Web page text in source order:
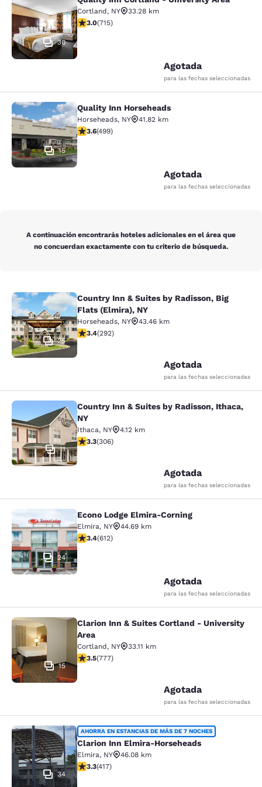
Quality Inn Cortland - University
30
Cortland, NY
33.28 km
Calificación de 2.96 estrellas. Razonable. 715 reseñas
3.0(715)
Agotada
para las fechas seleccionadas
Quality Inn Horseheads
15
Quality Inn Horseheads
Horseheads, NY
41.82 km
Calificación de 3.62 estrellas. Bueno. 499 reseñas
3.6(499)
Agotada
para las fechas seleccionadas
A continuación encontrarás hoteles adicionales en el área que
no concuerdan exactamente con tu criterio de búsqueda.
Country Inn & Suites by Radisson,
25
Country Inn & Suites by Radisson, Big
Flats (Elmira), NY
Horseheads, NY
43.46 km
Calificación de 3.43 estrellas. Bueno. 292 reseñas
3.4(292)
Agotada
para las fechas seleccionadas
Country Inn & Suites by Radisson,
11
Country Inn & Suites by Radisson, Ithaca,
NY
Ithaca, NY
4.12 km
Calificación de 3.3 estrellas. Bueno. 306 reseñas
3.3(306)
Agotada
para las fechas seleccionadas
Econo Lodge Elmira-Corning
24
Econo Lodge Elmira-Corning
Elmira, NY
44.69 km
Calificación de 3.41 estrellas. Bueno. 612 reseñas
3.4(612)
Agotada
para las fechas seleccionadas
Clarion Inn & Suites Cortland -
15
Clarion Inn & Suites Cortland - University
Area
Cortland, NY
33.11 km
Calificación de 3.45 estrellas. Bueno. 777 reseñas
3.5(777)
Agotada
para las fechas seleccionadas
Clarion Inn Elmira-Horseheads
34
AHORRA EN ESTANCIAS DE MÁS DE 7 NOCHES
Clarion Inn Elmira-Horseheads
Elmira, NY
46.08 km
Calificación de 3.3 estrellas. Bueno. 417 reseñas
3.3(417)